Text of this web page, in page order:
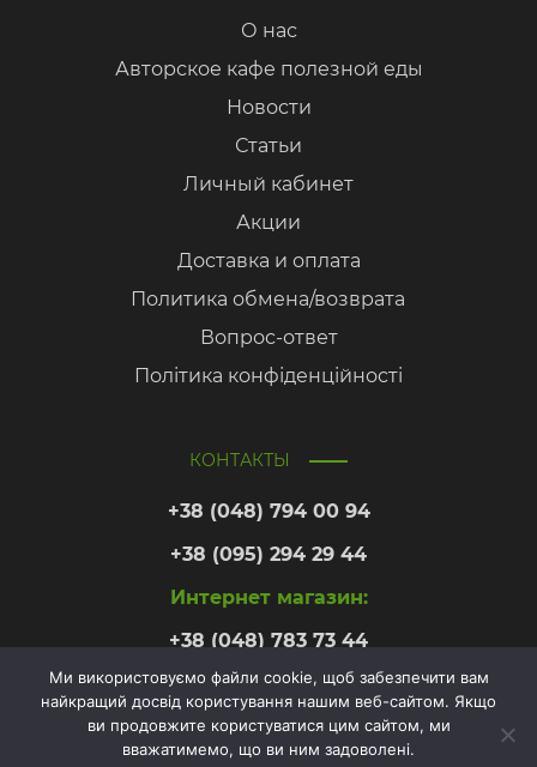
О нас
Авторское кафе полезной еды
Новости
Статьи
Личный кабинет
Акции
Доставка и оплата
Политика обмена/возврата
Вопрос-ответ
Політика конфіденційності
КОНТАКТЫ
+38 (048) 794 00 94
+38 (095) 294 29 44
Интернет магазин:
+38 (048) 783 73 44
Онлайн
запис
Ми використовуємо файли cookie, щоб забезпечити вам
найкращий досвід користування нашим веб-сайтом. Якщо
ви продовжите користуватися цим сайтом, ми
вважатимемо, що ви ним задоволені.